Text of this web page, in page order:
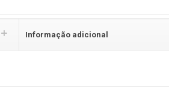
Informação adicional